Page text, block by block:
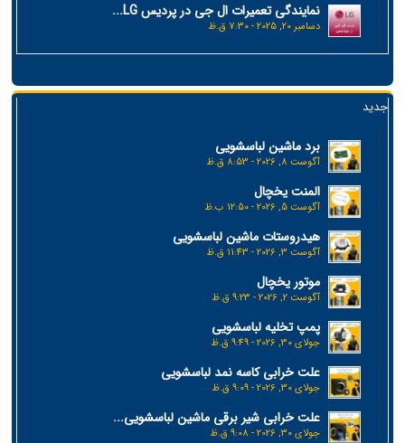
نمایندگی تعمیرات ال جی در پردیس LG...
دسامبر 20, 2025 - 7:30 ق.ظ
جدید
برد ماشین لباسشویی
آگوست 8, 2026 - 8:53 ق.ظ
المنت یخچال
آگوست 5, 2026 - 12:50 ب.ظ
هیدروستات ماشین لباسشویی
آگوست 3, 2026 - 11:43 ق.ظ
موتور یخچال
آگوست 2, 2026 - 9:23 ق.ظ
پمپ تخلیه لباسشویی
جولای 30, 2026 - 9:49 ق.ظ
علت خرابی کاسه نمد لباسشویی
جولای 30, 2026 - 9:09 ق.ظ
علت خرابی شیر برقی ماشین لباسشویی...
جولای 30, 2026 - 9:08 ق.ظ